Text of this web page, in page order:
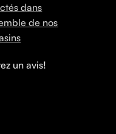
dans
de nos
un avis!